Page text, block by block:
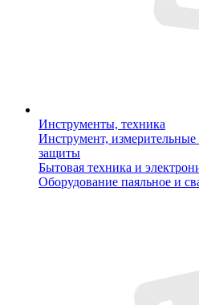
Инструменты, техника
Инструмент,
защиты
Бытовая техника и
Оборудование паяльное и